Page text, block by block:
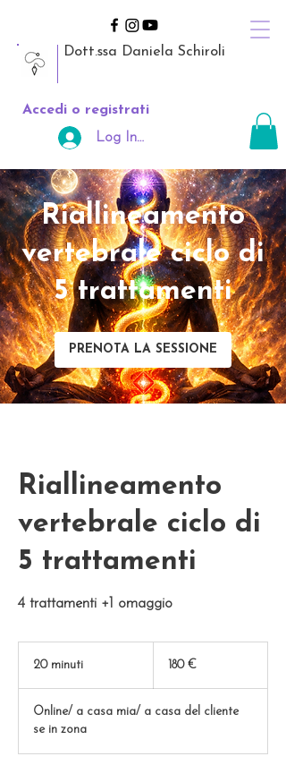
Dott.ssa Daniela Schiroli
Accedi o registrati
Log In Area Riservata
Riallineamento
vertebrale ciclo di
5 trattamenti
PRENOTA LA SESSIONE
Riallineamento
vertebrale ciclo di
5 trattamenti
4 trattamenti +1 omaggio
20 minuti
n
u
euro
180 €
Online/ a casa mia/ a casa del cliente
se in zona